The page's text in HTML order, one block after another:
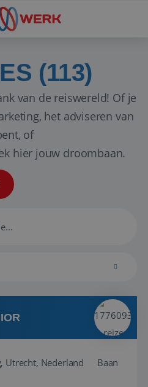
(113)
van de reiswereld! Of je
het adviseren van
of
hier jouw droombaan.
Utrecht, Nederland
Baan